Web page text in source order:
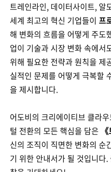
트레인라인, 데이터사이트, 알
세계 최고의 혁신 기업들이 프
해 변화의 흐름을 어떻게 주도
업이 기술과 시장 변화 속에서
위해 필요한 전략과 원칙을 제
실적인 문제를 어떻게 극복할
을 제시합니다.
어도비의 크리에이티브 클라
털 전환의 모든 핵심을 담은
신의 조직이 직면한 변화의 순
기 위한 안내서가 될 것입니다